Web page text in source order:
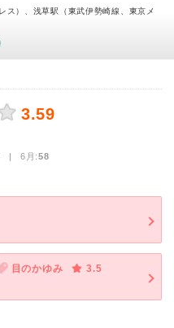
ス）、浅草駅（東武伊勢崎線、東京メ
3.59
| 6月:58
目のかゆみ
3.5